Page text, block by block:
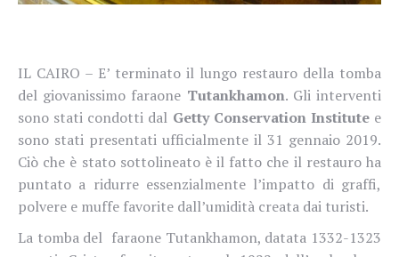
IL CAIRO – E’ terminato il lungo restauro della tomba
del giovanissimo faraone Tutankhamon. Gli interventi
sono stati condotti dal Getty Conservation Institutee
sono stati presentati ufficialmente il 31 gennaio 2019.
Ciò che è stato sottolineato è il fatto che il restauro ha
puntato a ridurre essenzialmente l’impatto di graffi,
polvere e muffe favorite dall’umidità creata dai turisti.
La tomba del faraone Tutankhamon, datata 1332-1323